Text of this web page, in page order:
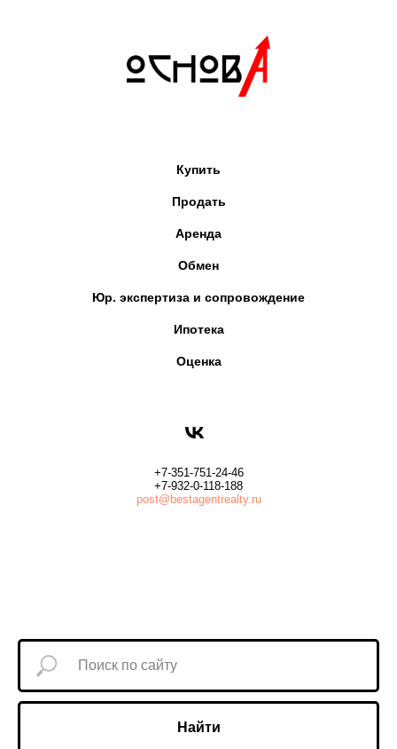
Купить
Продать
Аренда
Обмен
Юр. экспертиза и сопровождение
Ипотека
Оценка
+7-351-751-24-46
+7-932-0-118-188
post@bestagentrealty.ru
Найти